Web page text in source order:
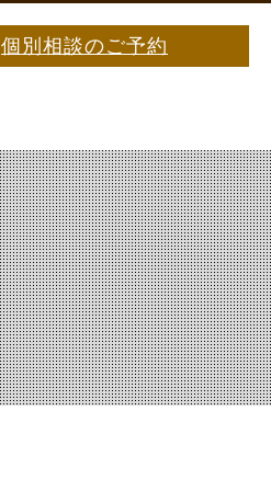
個別相談のご予約